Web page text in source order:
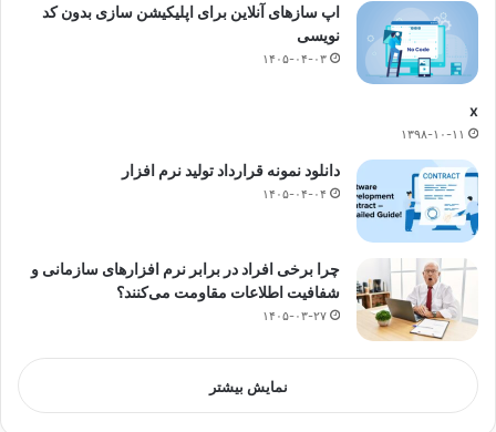
اپ سازهای آنلاین برای اپلیکیشن سازی بدون کد
نویسی
۱۴۰۵-۰۴-۰۳
x
۱۳۹۸-۱۰-۱۱
دانلود نمونه قرارداد تولید نرم افزار
۱۴۰۵-۰۴-۰۴
چرا برخی افراد در برابر نرم افزارهای سازمانی و
شفافیت اطلاعات مقاومت می‌کنند؟
۱۴۰۵-۰۳-۲۷
نمایش بیشتر